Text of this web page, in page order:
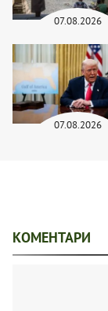
07.08.2026
07.08.2026
КОМЕНТАРИ